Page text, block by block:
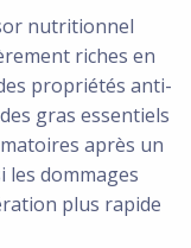
nutritionnel
riches en
propriétés anti-
gras essentiels
après un
dommages
plus rapide